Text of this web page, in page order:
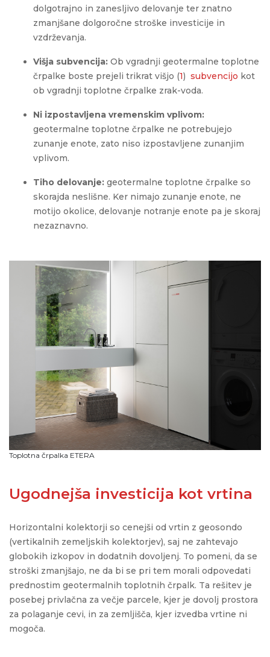
dolgotrajno in zanesljivo delovanje ter znatno
zmanjšane dolgoročne stroške investicije in
vzdrževanja.
Višja subvencija: Ob vgradnji geotermalne toplotne
črpalke boste prejeli trikrat višjo (1) subvencijo kot
ob vgradnji toplotne črpalke zrak-voda.
Ni izpostavljena vremenskim vplivom:
geotermalne toplotne črpalke ne potrebujejo
zunanje enote, zato niso izpostavljene zunanjim
vplivom.
Tiho delovanje: geotermalne toplotne črpalke so
skorajda neslišne. Ker nimajo zunanje enote, ne
motijo okolice, delovanje notranje enote pa je skoraj
nezaznavno.
Toplotna črpalka ETERA
Ugodnejša investicija kot vrtina
Horizontalni kolektorji so cenejši od vrtin z geosondo
(vertikalnih zemeljskih kolektorjev), saj ne zahtevajo
globokih izkopov in dodatnih dovoljenj. To pomeni, da se
stroški zmanjšajo, ne da bi se pri tem morali odpovedati
prednostim geotermalnih toplotnih črpalk. Ta rešitev je
posebej privlačna za večje parcele, kjer je dovolj prostora
za polaganje cevi, in za zemljišča, kjer izvedba vrtine ni
mogoča.